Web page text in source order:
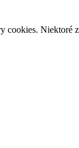
cookies.